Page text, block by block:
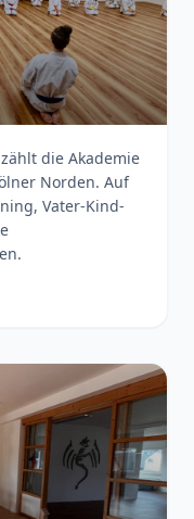
die Akademie
Norden. Auf
Vater-Kind-